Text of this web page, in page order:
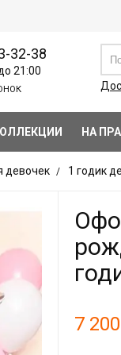
32-38
21:00
НА
девочек 1 годик
7